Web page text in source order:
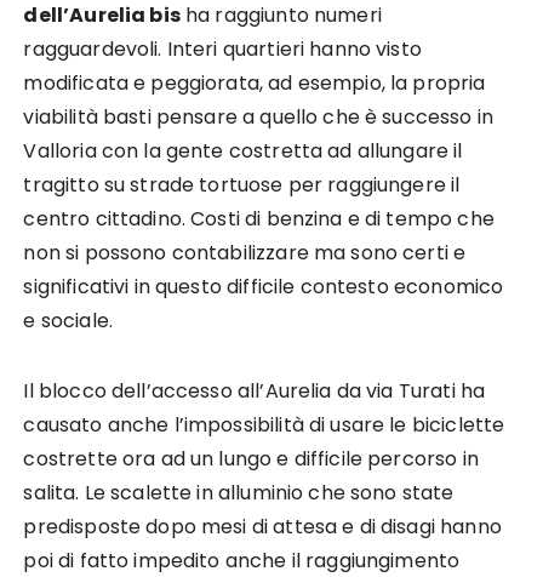
dell’Aurelia bisha raggiunto numeri
ragguardevoli. Interi quartieri hanno visto
modificata e peggiorata, ad esempio, la propria
viabilità basti pensare a quello che è successo in
Valloria con la gente costretta ad allungare il
tragitto su strade tortuose per raggiungere il
centro cittadino. Costi di benzina e di tempo che
non si possono contabilizzare ma sono certi e
significativi in questo difficile contesto economico
e sociale.
Il blocco dell’accesso all’Aurelia da via Turati ha
causato anche l’impossibilità di usare le biciclette
costrette ora ad un lungo e difficile percorso in
salita. Le scalette in alluminio che sono state
predisposte dopo mesi di attesa e di disagi hanno
poi di fatto impedito anche il raggiungimento